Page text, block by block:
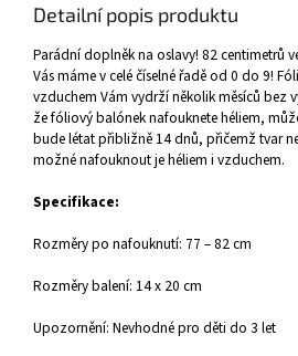
Detailní popis produktu
Parádní doplněk na oslavy! 82 centimetrů
Vás máme v celé číselné řadě od 0 do 9!
vzduchem Vám vydrží několik měsíců bez
že fóliový balónek nafouknete héliem,
bude létat přibližně 14 dnů, přičemž tvar
možné nafouknout je héliem i vzduchem.
Specifikace:
Rozměry po nafouknutí: 77 – 82 cm
Rozměry balení: 14 x 20 cm
Upozornění: Nevhodné pro děti do 3 let